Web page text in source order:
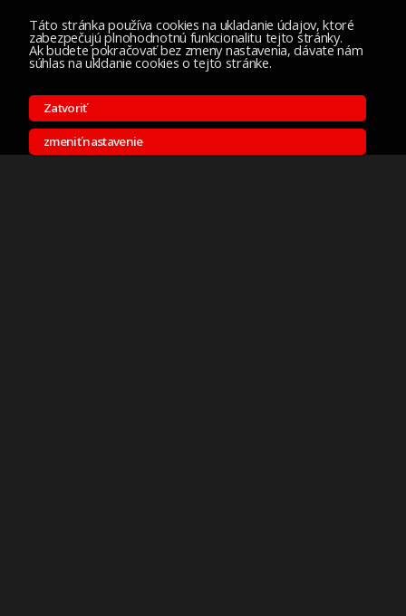
Táto stránka používa cookies na ukladanie údajov, ktoré
zabezpečujú plnohodnotnú funkcionalitu tejto stránky.
Ak budete pokračovať bez zmeny nastavenia, dávate nám
súhlas na ukldanie cookies o tejto stránke.
Zatvoriť
zmeniť nastavenie